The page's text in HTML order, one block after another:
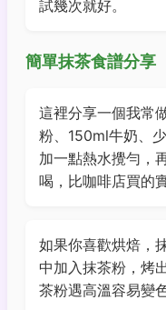
試幾次就好。
簡單抹茶食譜分享
這裡分享一個我常
粉、150ml牛奶、
加一點熱水攪勻，
喝，比咖啡店買的實
如果你喜歡烘焙，
中加入抹茶粉，烤
茶粉遇高溫容易變